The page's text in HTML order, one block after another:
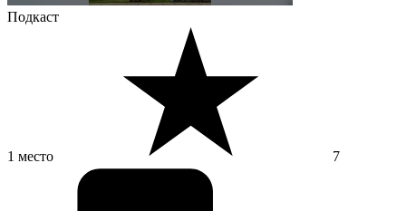
Подкаст
1 место 7